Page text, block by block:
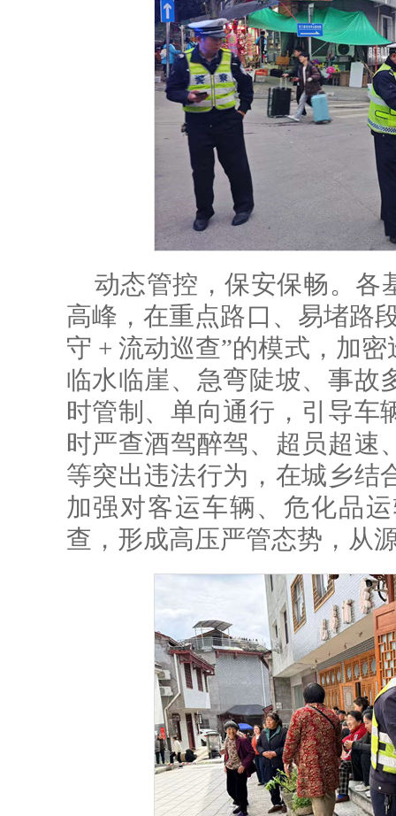
动态管控，保安保畅。各
高峰，在重点路口、易堵路
守 + 流动巡查”的模式，加
临水临崖、急弯陡坡、事故
时管制、单向通行，引导车
时严查酒驾醉驾、超员超速
等突出违法行为，在城乡结
加强对客运车辆、危化品
查，形成高压严管态势，从